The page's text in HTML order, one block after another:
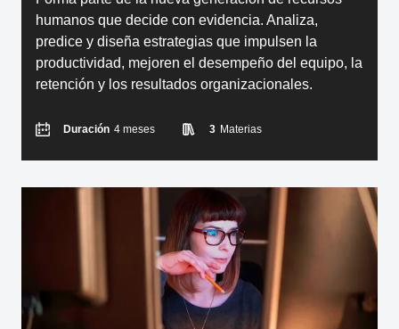
humanos que decide con evidencia. Analiza,
predice y diseña estrategias que impulsen la
productividad, mejoren el desempeño del equipo, la
retención y los resultados organizacionales.
Duración 4 meses 3 Materias